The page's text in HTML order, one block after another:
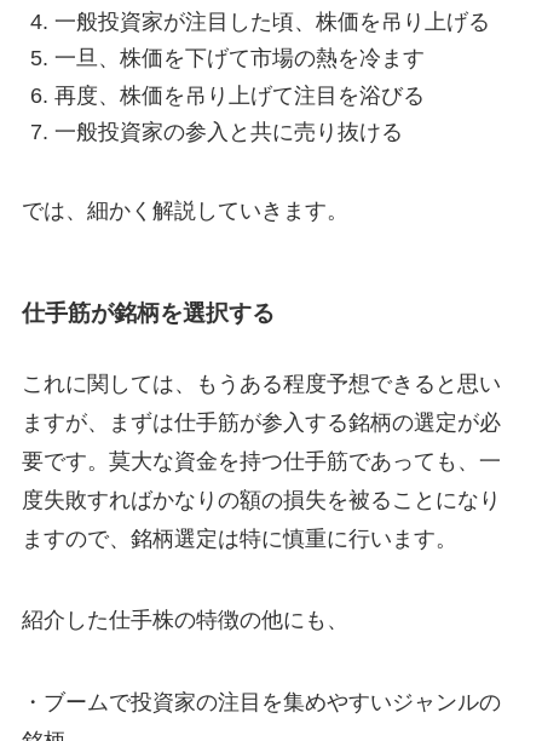
一般投資家が注目した頃、株価を吊り上げる
一旦、株価を下げて市場の熱を冷ます
再度、株価を吊り上げて注目を浴びる
一般投資家の参入と共に売り抜ける
では、細かく解説していきます。
仕手筋が銘柄を選択する
これに関しては、もうある程度予想できると思い
ますが、まずは仕手筋が参入する銘柄の選定が必
要です。莫大な資金を持つ仕手筋であっても、一
度失敗すればかなりの額の損失を被ることになり
ますので、銘柄選定は特に慎重に行います。
紹介した仕手株の特徴の他にも、
・ブームで投資家の注目を集めやすいジャンルの